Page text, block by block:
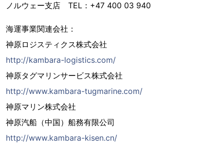
ノルウェー支店 TEL：+47 400 03 940
海運事業関連会社：
神原ロジスティクス株式会社
http://kambara-logistics.com/
神原タグマリンサービス株式会社
http://www.kambara-tugmarine.com/
神原マリン株式会社
神原汽船（中国）船務有限公司
http://www.kambara-kisen.cn/